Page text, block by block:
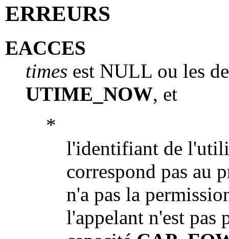
ERREURS
EACCES
times est NULL ou les
UTIME_NOW, et
*
l'identifiant de
correspond pas au
n'a pas la
l'appelant n'est